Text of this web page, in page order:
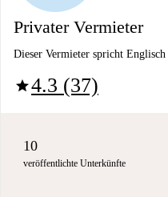
Privater Vermieter
Dieser Vermieter spricht Englisch
star4.3 (37)
10
veröffentlichte Unterkünfte